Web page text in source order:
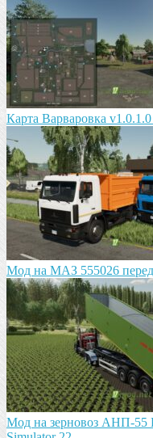
Карта Варваровка
Мод на МАЗ 555026
Мод на зeрновоз АНП-55